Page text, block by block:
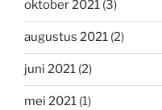
oktober 2021 (3)
augustus 2021 (2)
juni 2021 (2)
mei 2021 (1)